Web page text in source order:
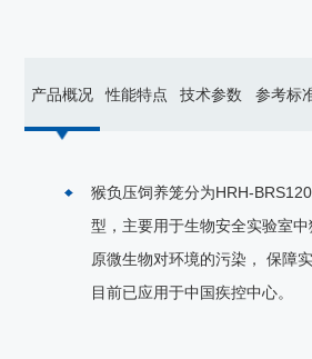
产品概况 性能特点 技术参数 参考标
猴负压饲养笼分为HRH-
型，主要用于生物安全实验室
原微生物对环境的污染， 保障
目前已应用于中国疾控中心。